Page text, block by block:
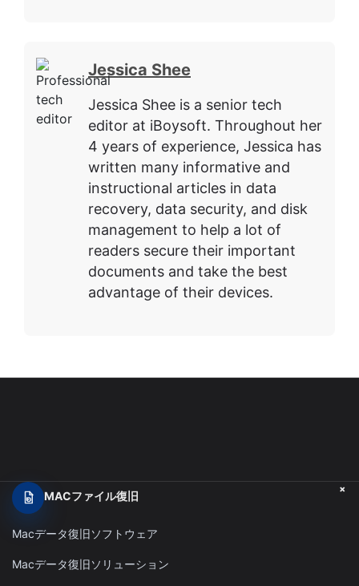
Jessica Shee
Jessica Shee is a senior tech
editor at iBoysoft. Throughout her
4 years of experience, Jessica has
written many informative and
instructional articles in data
recovery, data security, and disk
management to help a lot of
readers secure their important
documents and take the best
advantage of their devices.
MACファイル復旧 +
Macデータ復旧ソフトウェア
Macデータ復旧ソリューション